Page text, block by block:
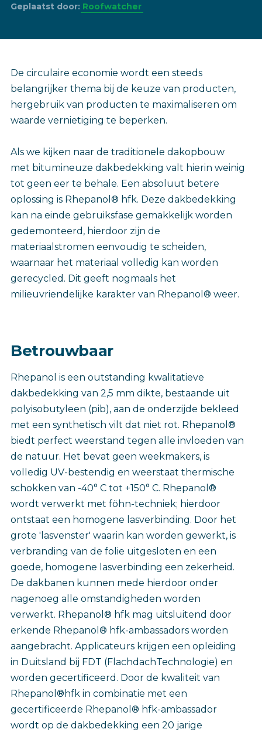
Geplaatst door: Roofwatcher
De circulaire economie wordt een steeds
belangrijker thema bij de keuze van producten,
hergebruik van producten te maximaliseren om
waarde vernietiging te beperken.
Als we kijken naar de traditionele dakopbouw
met bitumineuze dakbedekking valt hierin weinig
tot geen eer te behale. Een absoluut betere
oplossing is Rhepanol® hfk. Deze dakbedekking
kan na einde gebruiksfase gemakkelijk worden
gedemonteerd, hierdoor zijn de
materiaalstromen eenvoudig te scheiden,
waarnaar het materiaal volledig kan worden
gerecycled. Dit geeft nogmaals het
milieuvriendelijke karakter van Rhepanol® weer.
Betrouwbaar
Rhepanol is een outstanding kwalitatieve
dakbedekking van 2,5 mm dikte, bestaande uit
polyisobutyleen (pib), aan de onderzijde bekleed
met een synthetisch vilt dat niet rot. Rhepanol®
biedt perfect weerstand tegen alle invloeden van
de natuur. Het bevat geen weekmakers, is
volledig UV-bestendig en weerstaat thermische
schokken van -40° C tot +150° C. Rhepanol®
wordt verwerkt met föhn-techniek; hierdoor
ontstaat een homogene lasverbinding. Door het
grote 'lasvenster' waarin kan worden gewerkt, is
verbranding van de folie uitgesloten en een
goede, homogene lasverbinding een zekerheid.
De dakbanen kunnen mede hierdoor onder
nagenoeg alle omstandigheden worden
verwerkt. Rhepanol® hfk mag uitsluitend door
erkende Rhepanol® hfk-ambassadors worden
aangebracht. Applicateurs krijgen een opleiding
in Duitsland bij FDT (FlachdachTechnologie) en
worden gecertificeerd. Door de kwaliteit van
Rhepanol®hfk in combinatie met een
gecertificeerde Rhepanol® hfk-ambassador
wordt op de dakbedekking een 20 jarige